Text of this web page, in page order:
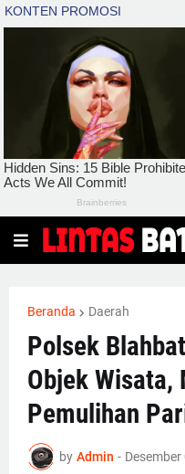
Beranda Daerah
Polsek
Objek Wisata,
Pemulihan
by Admin -